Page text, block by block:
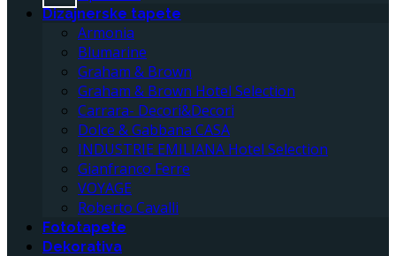
Dizajnerske tapete
Armonia
Blumarine
Graham & Brown
Graham & Brown Hotel Selection
Carrara- Decori&Decori
Dolce & Gabbana CASA
INDUSTRIE EMILIANA Hotel Selection
Gianfranco Ferre
VOYAGE
Roberto Cavalli
Fototapete
Dekorativa